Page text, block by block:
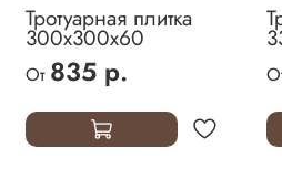
Тротуарная плитка
300х300х60
От 835 р.